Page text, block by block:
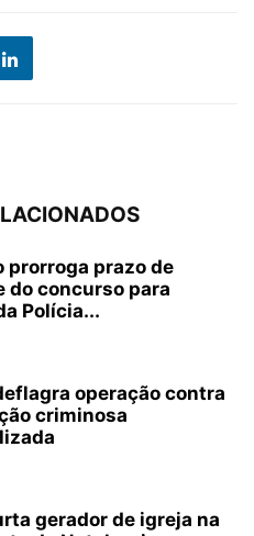
prorroga prazo de
do concurso para
Polícia...
operação contra
criminosa
gerador de igreja na